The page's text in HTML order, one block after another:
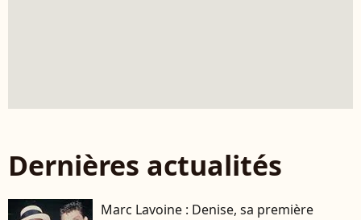
Dernières actualités
Marc Lavoine : Denise, sa première